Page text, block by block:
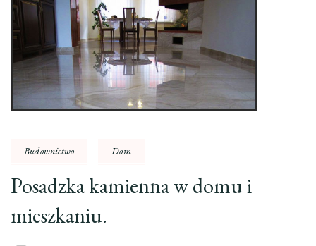
Budownictwo Dom
Posadzka kamienna w domu i
mieszkaniu.